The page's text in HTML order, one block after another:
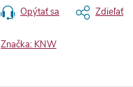
Opýtať sa Zdieľať
Značka: KNW